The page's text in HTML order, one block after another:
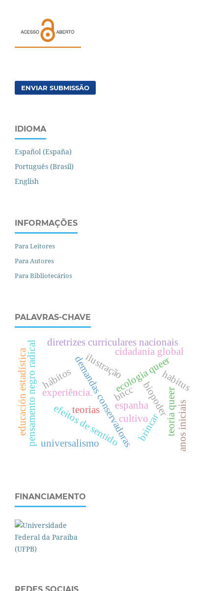
ENVIAR SUBMISSÃO
IDIOMA
Español (España)
Português (Brasil)
English
INFORMAÇÕES
Para Leitores
Para Autores
Para Bibliotecários
PALAVRAS-CHAVE
bncc
ecologia queer
espanha
cidadania global
demandas conservadoras
efeitos de sentido
experiência. biopoderhabitus
teorias
pensamento negro radical teoria queer
diretrizes curriculares nacionais
cultivo
universalismo
brincar
ilustração
educación estadística anos iniciais
hábitos
FINANCIAMENTO